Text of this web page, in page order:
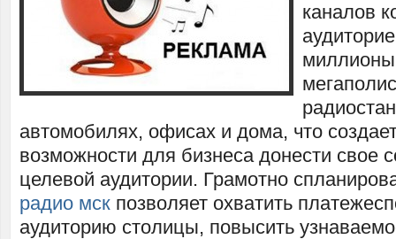
каналов
автомобилях, офисах и дома, что
возможности для бизнеса донести свое
целевой аудитории. Грамотно
радио мск позволяет охватить
аудиторию столицы, повысить